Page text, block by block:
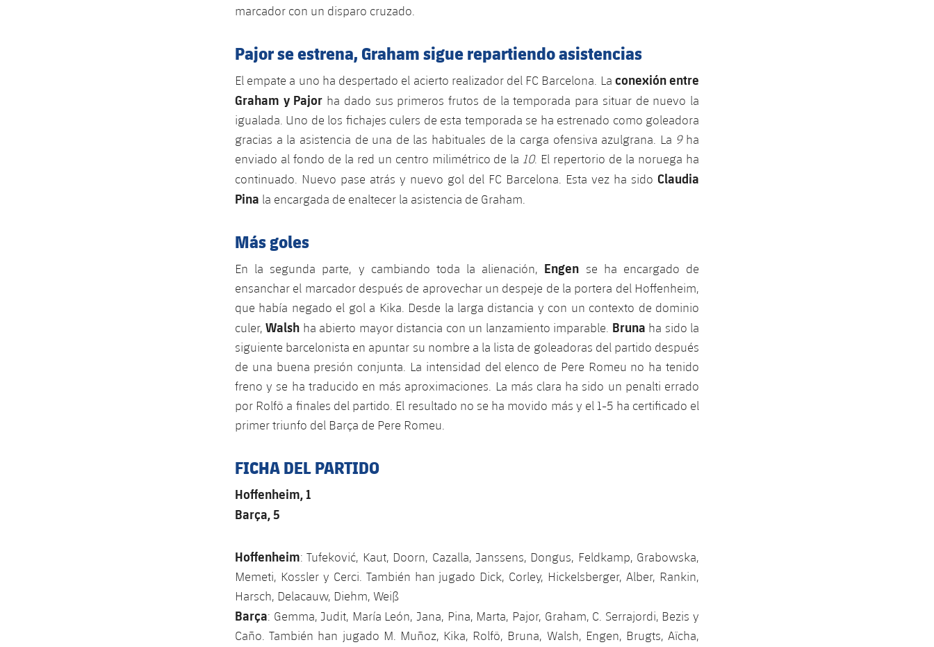
marcador con un disparo cruzado.
Pajor se estrena, Graham sigue repartiendo asistencias
El empate a uno ha despertado el acierto realizador del FC Barcelona. La conexión entre
Graham y Pajor ha dado sus primeros frutos de la temporada para situar de nuevo la
igualada. Uno de los fichajes culers de esta temporada se ha estrenado como goleadora
gracias a la asistencia de una de las habituales de la carga ofensiva azulgrana. La 9ha
enviado al fondo de la red un centro milimétrico de la 10. El repertorio de la noruega ha
continuado. Nuevo pase atrás y nuevo gol del FC Barcelona. Esta vez ha sido Claudia
Pina la encargada de enaltecer la asistencia de Graham.
Más goles
En la segunda parte, y cambiando toda la alienación, Engen se ha encargado de
ensanchar el marcador después de aprovechar un despeje de la portera del Hoffenheim,
que había negado el gol a Kika. Desde la larga distancia y con un contexto de dominio
culer,Walsh ha abierto mayor distancia con un lanzamiento imparable. Bruna ha sido la
siguiente barcelonista en apuntar su nombre a la lista de goleadoras del partido después
de una buena presión conjunta. La intensidad del elenco de Pere Romeu no ha tenido
freno y se ha traducido en más aproximaciones. La más clara ha sido un penalti errado
por Rolfö a finales del partido. El resultado no se ha movido más y el 1-5 ha certificado el
primer triunfo del Barça de Pere Romeu.
FICHA DEL PARTIDO
Hoffenheim, 1
Barça, 5
Hoffenheim: Tufeković, Kaut, Doorn, Cazalla, Janssens, Dongus, Feldkamp, Grabowska,
Memeti, Kossler y Cerci. También han jugado Dick, Corley, Hickelsberger, Alber, Rankin,
Harsch, Delacauw, Diehm, Weiß
Barça: Gemma, Judit, María León, Jana, Pina, Marta, Pajor, Graham, C. Serrajordi, Bezis y
Caño. También han jugado M. Muñoz, Kika, Rolfö, Bruna, Walsh, Engen, Brugts, Aïcha,